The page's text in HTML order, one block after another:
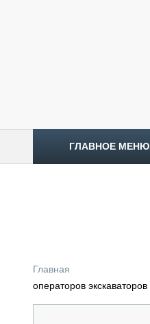
ГЛАВНОЕ МЕНЮ
ОБЗОР РЫНКА
Главная
операторов экскаваторов